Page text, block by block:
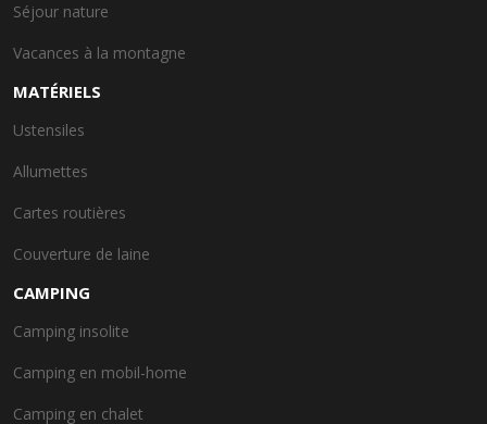
Séjour nature
Vacances à la montagne
MATÉRIELS
Ustensiles
Allumettes
Cartes routières
Couverture de laine
CAMPING
Camping insolite
Camping en mobil-home
Camping en chalet